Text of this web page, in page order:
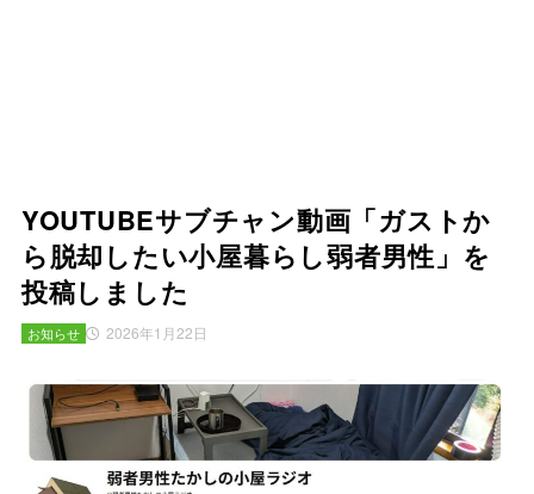
YOUTUBEサブチャン動画「ガストか
ら脱却したい小屋暮らし弱者男性」を
投稿しました
2026年1月22日
お知らせ